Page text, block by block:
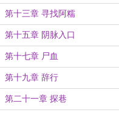
第十三章 寻找阿糯
第十五章 阴脉入口
第十七章 尸血
第十九章 辞行
第二十一章 探巷